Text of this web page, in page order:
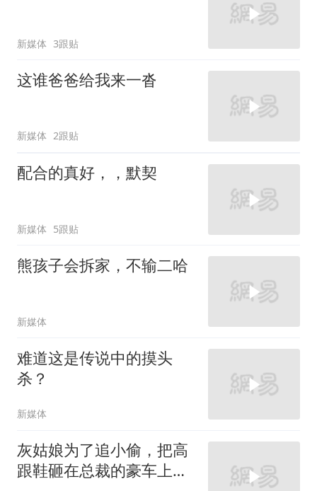
新媒体 3跟贴
这谁爸爸给我来一沓
新媒体 2跟贴
配合的真好，，默契
新媒体 5跟贴
熊孩子会拆家，不输二哈
新媒体
难道这是传说中的摸头
杀？
新媒体
灰姑娘为了追小偷，把高
跟鞋砸在总裁的豪车上，